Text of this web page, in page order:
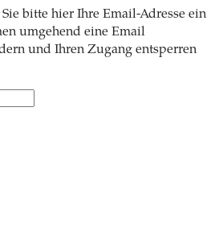
Sie bitte hier Ihre Email-Adresse ein
umgehend eine Email
und Ihren Zugang entsperren